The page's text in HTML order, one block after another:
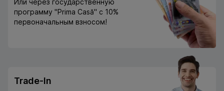
Или через государственную
программу "Prima Casă" с 10%
первоначальным взносом!
Trade-In